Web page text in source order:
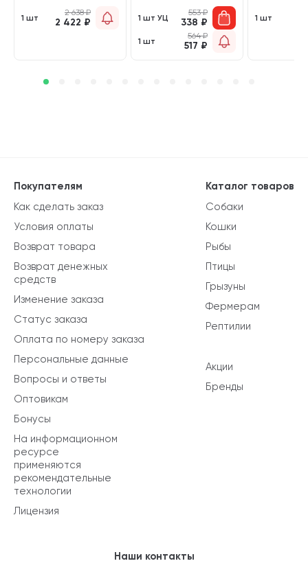
1 шт
2 638₽
2 422 ₽ 1 шт УЦ
553₽
338 ₽
1 шт
564₽
517 ₽
1 шт
Каталог товаров
Собаки
Кошки
Рыбы
Птицы
Грызуны
Фермерам
Рептилии
Акции
Бренды
Покупателям
Как сделать заказ
Условия оплаты
Возврат товара
Возврат денежных
средств
Изменение заказа
Статус заказа
Оплата по номеру заказа
Персональные данные
Вопросы и ответы
Оптовикам
Бонусы
На информационном
ресурсе
применяются
рекомендательные
технологии
Лицензия
Наши контакты